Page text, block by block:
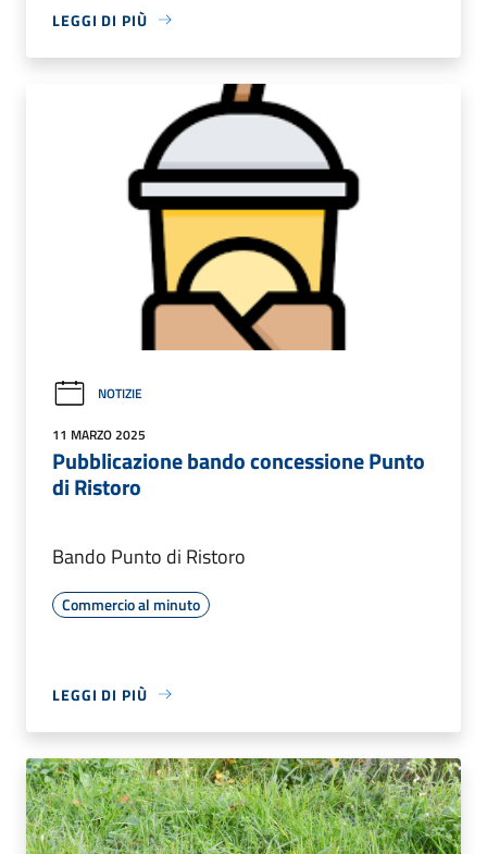
LEGGI DI PIÙ
NOTIZIE
11 MARZO 2025
Pubblicazione bando concessione Punto
di Ristoro
Bando Punto di Ristoro
Commercio al minuto
LEGGI DI PIÙ